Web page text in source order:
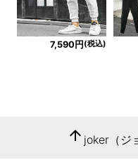
7,590円 (税込)
arrow_upward joker（ジ